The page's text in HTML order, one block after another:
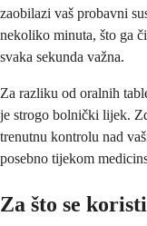
zaobilazi vaš probavni
nekoliko minuta, što ga
svaka sekunda važna.
Za razliku od oralnih
je strogo bolnički lijek.
trenutnu kontrolu nad
posebno tijekom
Za što se